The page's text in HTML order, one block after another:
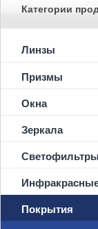
Категории
Линзы
Призмы
Окна
Зеркала
Светофильтры
Покрытия